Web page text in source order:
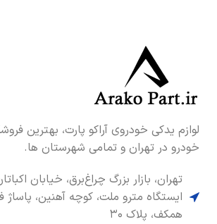
لوازم یدکی خودروی آراکو پارت، بهترین
خودرو در تهران و تمامی شهرستان ها.
تهران، بازار بزرگ چراغ‌برق، خیابان
ایستگاه مترو ملت، کوچه آهنین، پاساژ
همکف، پلاک ۳۰